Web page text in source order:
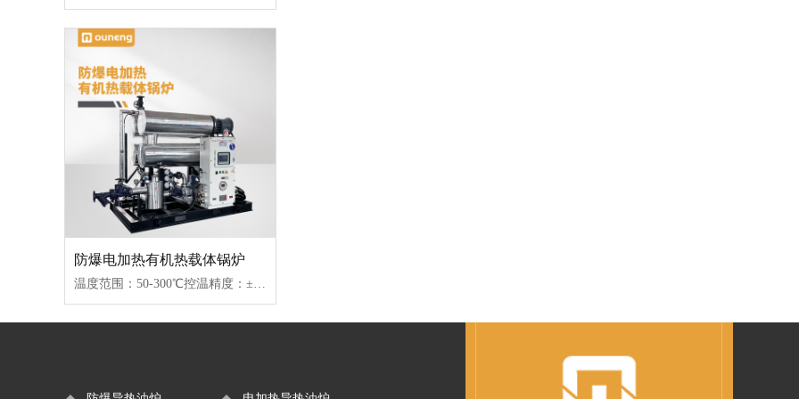
防爆电加热有机热载体锅炉
温度范围：50-300℃控温精度：±1℃加热功率：100-2000kW控制类型：固态继电器/可控硅